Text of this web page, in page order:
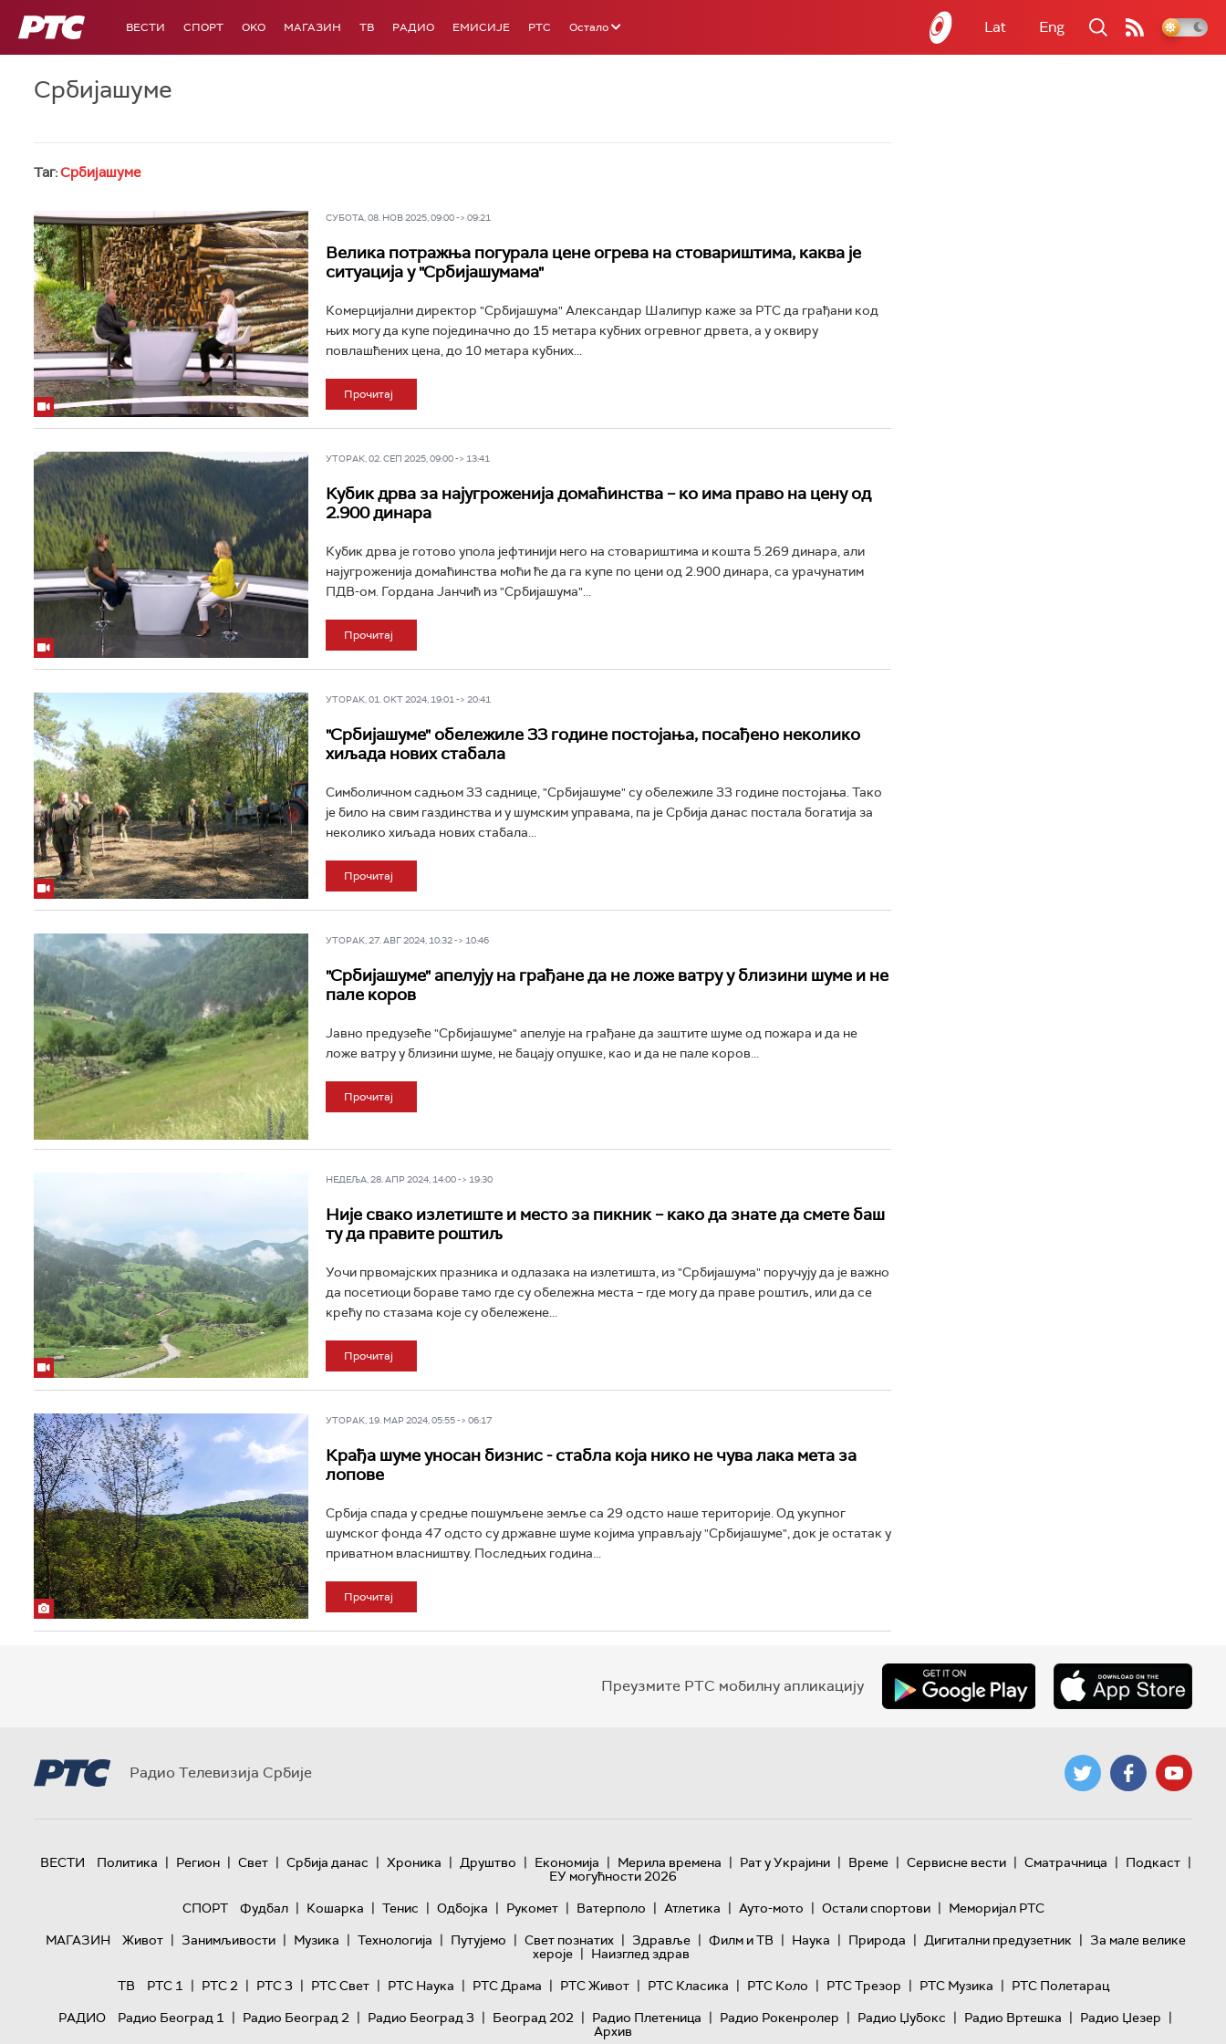
РТС ВЕСТИ СПОРТ OKO МАГАЗИН ТВ РАДИО ЕМИСИЈЕ РТС Остало Lat Eng
Србијашуме
Таг:Србијашуме
СУБОТА, 08. НОВ 2025, 09:00 -> 09:21
Велика потражња погурала цене огрева на стовариштима, каква је
ситуација у "Србијашумама"
Комерцијални директор "Србијашума" Александар Шалипур каже за РТС да грађани код
њих могу да купе појединачно до 15 метара кубних огревног дрвета, а у оквиру
повлашћених цена, до 10 метара кубних...
Прочитај
УТОРАК, 02. СЕП 2025, 09:00 -> 13:41
Кубик дрва за најугроженија домаћинства – ко има право на цену од
2.900 динара
Кубик дрва је готово упола јефтинији него на стовариштима и кошта 5.269 динара, али
најугроженија домаћинства моћи ће да га купе по цени од 2.900 динара, са урачунатим
ПДВ-ом. Гордана Јанчић из "Србијашума"...
Прочитај
УТОРАК, 01. ОКТ 2024, 19:01 -> 20:41
"Србијашуме" обележиле 33 године постојања, посађено неколико
хиљада нових стабала
Симболичном садњом 33 саднице, "Србијашуме" су обележиле 33 године постојања. Тако
је било на свим газдинства и у шумским управама, па је Србија данас постала богатија за
неколико хиљада нових стабала...
Прочитај
УТОРАК, 27. АВГ 2024, 10:32 -> 10:46
"Србијашуме" апелују на грађане да не ложе ватру у близини шуме и не
пале коров
Јавно предузеће "Србијашуме" апелује на грађане да заштите шуме од пожара и да не
ложе ватру у близини шуме, не бацају опушке, као и да не пале коров...
Прочитај
НЕДЕЉА, 28. АПР 2024, 14:00 -> 19:30
Није свако излетиште и место за пикник – како да знате да смете баш
ту да правите роштиљ
Уочи првомајских празника и одлазака на излетишта, из "Србијашума" поручују да је важно
да посетиоци бораве тамо где су обележна места – где могу да праве роштиљ, или да се
крећу по стазама које су обележене...
Прочитај
УТОРАК, 19. МАР 2024, 05:55 -> 06:17
Крађа шуме уносан бизнис - стабла која нико не чува лака мета за
лопове
Србија спада у средње пошумљене земље са 29 одсто наше територије. Од укупног
шумског фонда 47 одсто су државне шуме којима управљају "Србијашуме", док је остатак у
приватном власништву. Последњих година...
Прочитај
Преузмите РТС мобилну апликацију
Радио Телевизија Србије
ВЕСТИ Политика | Регион | Свет | Србија данас | Хроника | Друштво | Економија | Мерила времена | Рат у Украјини | Време | Сервисне вести | Сматрачница | Подкаст |
ЕУ могућности 2026
СПОРТ
Фудбал | Кошарка | Тенис | Одбојка | Рукомет | Ватерполо | Атлетика | Ауто-мото | Остали спортови | Меморијал РТС
МАГАЗИН
Живот | Занимљивости | Музика | Технологијa | Путујемо | Свет познатих | Здравље | Филм и ТВ | Наука | Природа | Дигитални предузетник | За мале велике
хероје | Наизглед здрав
ТВ
РТС 1 | РТС 2 | РТС 3 | РТС Свет | РТС Наука | РТС Драма | РТС Живот | РТС Класика | РТС Коло | РТС Трезор | РТС Музика | РТС Полетарац
РАДИО
Радио Београд 1 | Радио Београд 2 | Радио Београд 3 | Београд 202 | Радио Плетеница | Радио Рокенролер | Радио Џубокс | Радио Вртешка | Радио Џезер |
Архив